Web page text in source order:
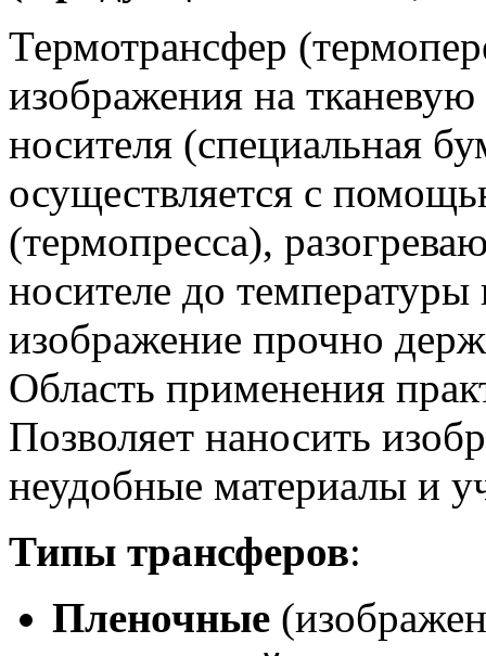
Термотрансфер
изображения на
носителя (специальная
осуществляется с
(термопресса),
носителе до
изображение прочно
Область применения
Позволяет наносить
неудобные материалы и
Типы трансферов:
Пленочные